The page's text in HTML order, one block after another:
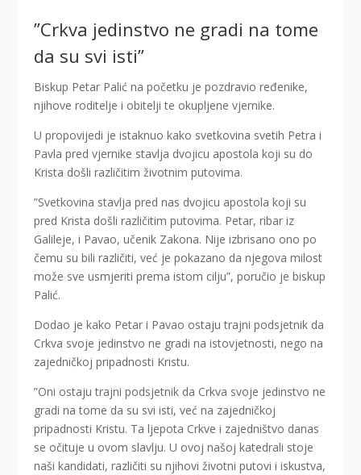
”Crkva jedinstvo ne gradi na tome
da su svi isti”
Biskup Petar Palić na početku je pozdravio ređenike,
njihove roditelje i obitelji te okupljene vjernike.
U propovijedi je istaknuo kako svetkovina svetih Petra i
Pavla pred vjernike stavlja dvojicu apostola koji su do
Krista došli različitim životnim putovima.
”Svetkovina stavlja pred nas dvojicu apostola koji su
pred Krista došli različitim putovima. Petar, ribar iz
Galileje, i Pavao, učenik Zakona. Nije izbrisano ono po
čemu su bili različiti, već je pokazano da njegova milost
može sve usmjeriti prema istom cilju”, poručio je biskup
Palić.
Dodao je kako Petar i Pavao ostaju trajni podsjetnik da
Crkva svoje jedinstvo ne gradi na istovjetnosti, nego na
zajedničkoj pripadnosti Kristu.
”Oni ostaju trajni podsjetnik da Crkva svoje jedinstvo ne
gradi na tome da su svi isti, već na zajedničkoj
pripadnosti Kristu. Ta ljepota Crkve i zajedništvo danas
se očituje u ovom slavlju. U ovoj našoj katedrali stoje
naši kandidati, različiti su njihovi životni putovi i iskustva,